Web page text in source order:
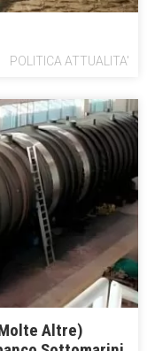
POLITICA ATTUALITA'
Molte Altre)